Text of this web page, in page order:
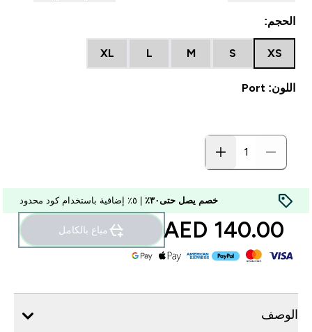
الحجم:
XS
S
M
L
XL
اللون: Port
خصم يصل حتى٣٠٪
140.00 AED‎ مباع بالكامل
الوصف